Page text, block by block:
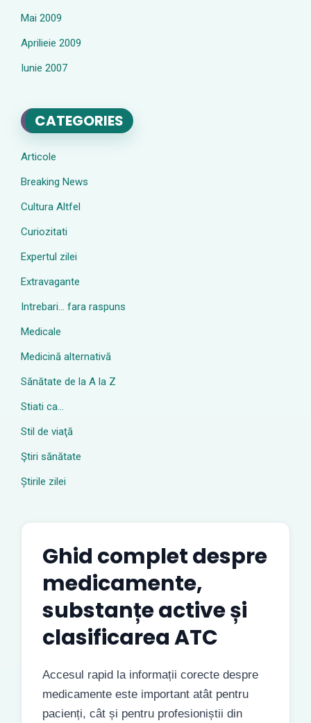
Mai 2009
Aprilieie 2009
Iunie 2007
CATEGORIES
Articole
Breaking News
Cultura Altfel
Curiozitati
Expertul zilei
Extravagante
Intrebari… fara raspuns
Medicale
Medicină alternativă
Sănătate de la A la Z
Stiati ca…
Stil de viaţă
Ştiri sănătate
Știrile zilei
Ghid complet despre
medicamente,
substanțe active și
clasificarea ATC
Accesul rapid la informații corecte despre
medicamente este important atât pentru
pacienți, cât și pentru profesioniștii din